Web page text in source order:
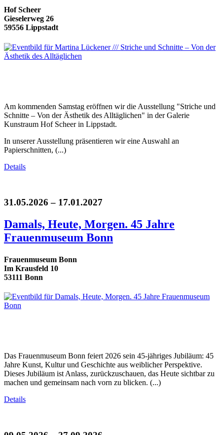
Hof Scheer
Gieselerweg 26
59556 Lippstadt
Am kommenden Samstag eröffnen wir die Ausstellung "Striche und
Schnitte – Von der Ästhetik des Alltäglichen" in der Galerie
Kunstraum Hof Scheer in Lippstadt.
In unserer Ausstellung präsentieren wir eine Auswahl an
Papierschnitten, (...)
Details
31.05.2026 – 17.01.2027
Damals, Heute, Morgen. 45 Jahre
Frauenmuseum Bonn
Frauenmuseum Bonn
Im Krausfeld 10
53111 Bonn
Das Frauenmuseum Bonn feiert 2026 sein 45-jähriges Jubiläum: 45
Jahre Kunst, Kultur und Geschichte aus weiblicher Perspektive.
Dieses Jubiläum ist Anlass, zurückzuschauen, das Heute sichtbar zu
machen und gemeinsam nach vorn zu blicken. (...)
Details